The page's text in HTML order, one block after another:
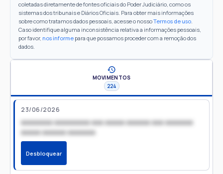
coletadas diretamente de fontes oficiais do Poder Judiciário, como os
sistemas dos tribunais e Diários Oficiais. Para obter mais informações
sobre como tratamos dados pessoais, acesse o nossoTermos de uso.
Caso identifique alguma inconsistência relativa a informações pessoais,
por favor, nos informe para que possamos proceder com a remoção dos
dados.
MOVIMENTOS
224
23/06/2026
xxxxxxxx xxxxxxxxx xxx xxxxx xxxxxx xxx xxxxxxx
xxxxx xxxxxx xxxxxxx
Desbloquear